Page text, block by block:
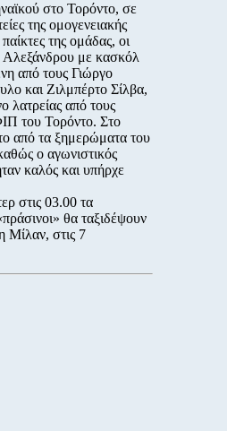
στο Τορόντο, σε
της ομογενειακής
της ομάδας, οι
Αλεξάνδρου με κασκόλ
από τους Γιώργο
και Ζιλμπέρτο Σίλβα,
λατρείας από τους
του Τορόντο. Στο
από τα ξημερώματα του
ο αγωνιστικός
καλός και υπήρχε
στις 03.00 τα
θα ταξιδέψουν
Μίλαν, στις 7